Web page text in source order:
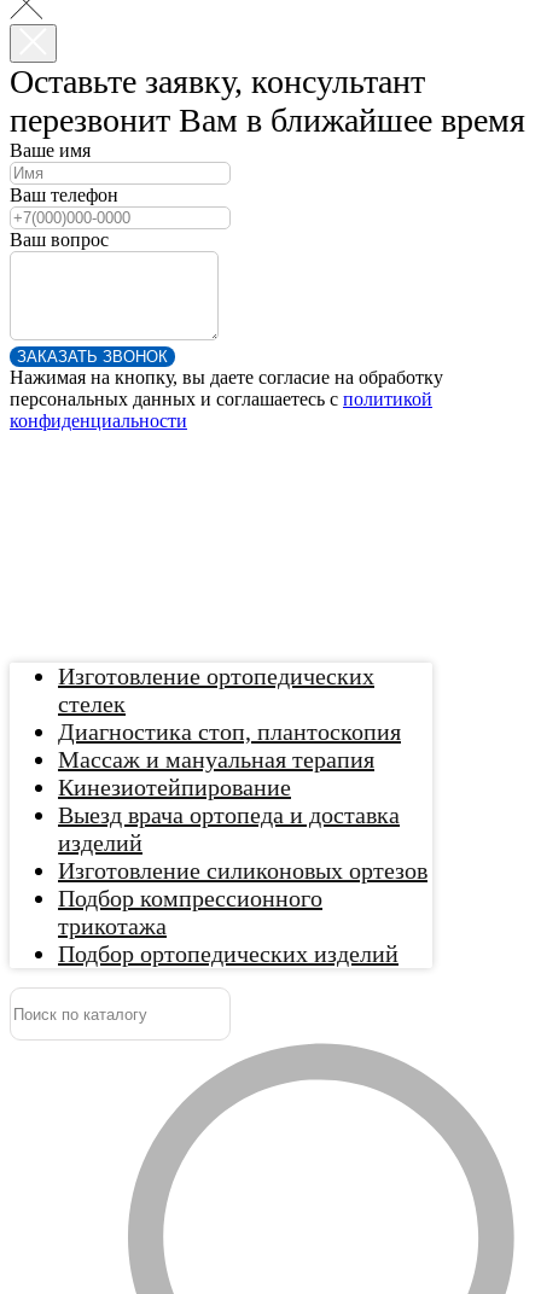
Оставьте заявку, консультант
перезвонит Вам в ближайшее время
Ваше имя
Ваш телефон
Ваш вопрос
ЗАКАЗАТЬ ЗВОНОК
Нажимая на кнопку, вы даете согласие на обработку
персональных данных и соглашаетесь c политикой
конфиденциальности
Изготовление ортопедических
стелек
Диагностика стоп, плантоскопия
Массаж и мануальная терапия
Кинезиотейпирование
Выезд врача ортопеда и доставка
изделий
Изготовление силиконовых ортезов
Подбор компрессионного
трикотажа
Подбор ортопедических изделий